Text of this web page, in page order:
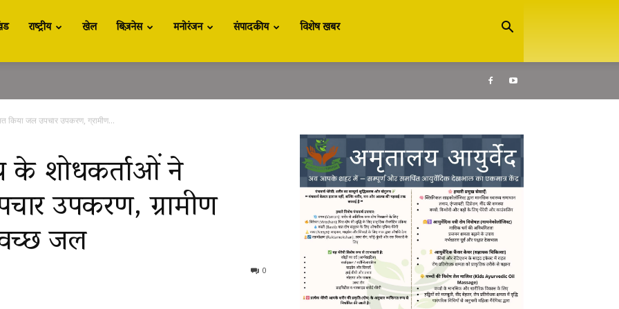
राष्ट्रीय खेल बिज़नेस मनोरंजन संपादकीय विशेष खबर
किया जल उपचार उपकरण, ग्रामीण...
के शोधकर्ताओं ने
उपकरण, ग्रामीण
जल
0